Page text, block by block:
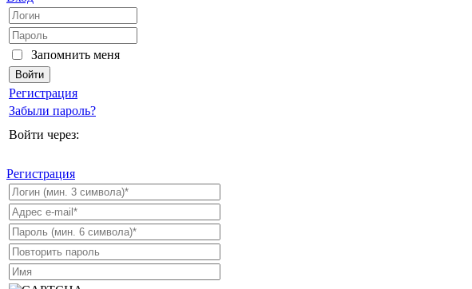
Запомнить меня
Регистрация
Забыли пароль?
Войти через:
Регистрация